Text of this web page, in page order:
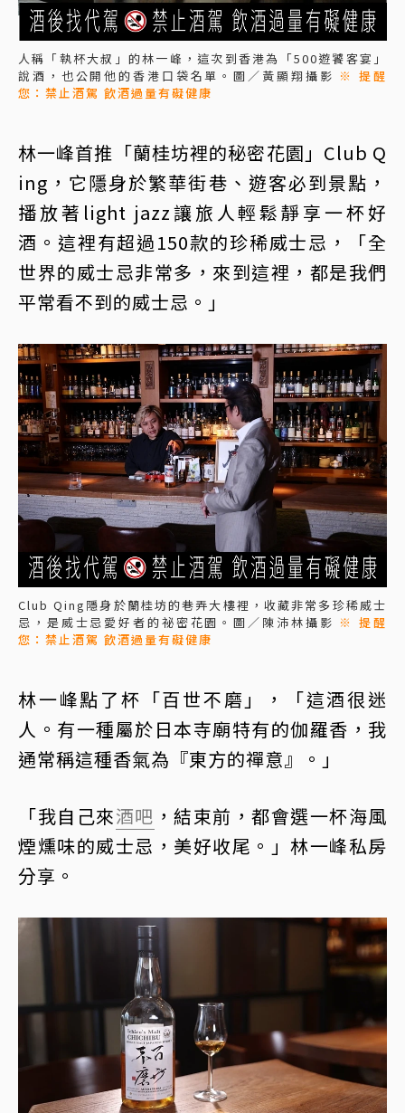
人稱「執杯大叔」的林一峰，這次到香港為「500遊饕客宴」
說酒，也公開他的香港口袋名單。圖／黃顯翔攝影 ※ 提醒
您：禁止酒駕 飲酒過量有礙健康
林一峰首推「蘭桂坊裡的秘密花園」Club Q
ing，它隱身於繁華街巷、遊客必到景點，
播放著light jazz讓旅人輕鬆靜享一杯好
酒。這裡有超過150款的珍稀威士忌，「全
世界的威士忌非常多，來到這裡，都是我們
平常看不到的威士忌。」
Club Qing隱身於蘭桂坊的巷弄大樓裡，收藏非常多珍稀威士
忌，是威士忌愛好者的祕密花園。圖／陳沛林攝影 ※ 提醒
您：禁止酒駕 飲酒過量有礙健康
林一峰點了杯「百世不磨」，「這酒很迷
人。有一種屬於日本寺廟特有的伽羅香，我
通常稱這種香氣為『東方的禪意』。」
「我自己來酒吧 ，結束前，都會選一杯海風
煙燻味的威士忌，美好收尾。」林一峰私房
分享。